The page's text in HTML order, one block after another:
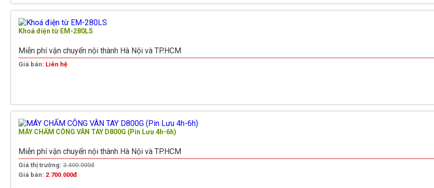
Khoá điện từ EM-280LS
Miễn phí vận chuyển nội thành Hà Nội và TP.HCM
Giá bán: Liên hệ
MÁY CHẤM CÔNG VÂN TAY D800G (Pin Lưu 4h-6h)
Miễn phí vận chuyển nội thành Hà Nội và TP.HCM
Giá thị trường: 3.400.000đ
Giá bán: 2.700.000đ